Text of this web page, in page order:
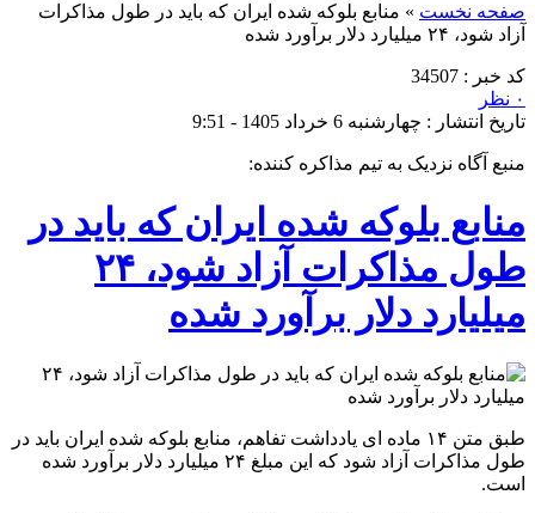
صفحه نخست » منابع بلوکه شده ایران که باید در طول مذاکرات
آزاد شود، ۲۴ میلیارد دلار برآورد شده
کد خبر : 34507
۰ نظر
تاریخ انتشار : چهارشنبه 6 خرداد 1405 - 9:51
منبع آگاه نزدیک به تیم مذاکره کننده:
منابع بلوکه شده ایران که باید در
طول مذاکرات آزاد شود، ۲۴
میلیارد دلار برآورد شده
طبق متن ۱۴ ماده ای یادداشت تفاهم، منابع بلوکه شده ایران باید در
طول ‌مذاکرات آزاد شود که این مبلغ ۲۴ میلیارد دلار برآورد شده
است.